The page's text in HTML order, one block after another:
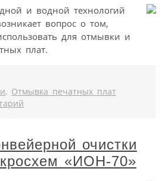
и водной технологий
вопрос о том,
для отмывки и
плат.
, Отмывка печатных плат
очистки
«ИОН‑70»